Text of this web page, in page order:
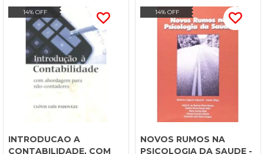
14% OFF
INTRODUCAO A
CONTABILIDADE, COM
14% OFF
NOVOS RUMOS NA
PSICOLOGIA DA SAUDE -